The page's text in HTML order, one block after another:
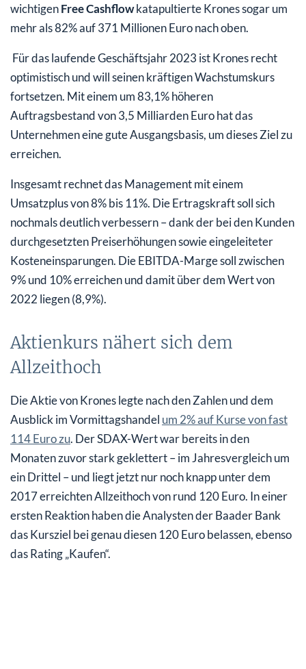
wichtigenFree Cashflowkatapultierte Krones sogar um
mehr als 82% auf 371 Millionen Euro nach oben.
Für das laufende Geschäftsjahr 2023 ist Krones recht
optimistisch und will seinen kräftigen Wachstumskurs
fortsetzen. Mit einem um 83,1% höheren
Auftragsbestand von 3,5 Milliarden Euro hat das
Unternehmen eine gute Ausgangsbasis, um dieses Ziel zu
erreichen.
Insgesamt rechnet das Management mit einem
Umsatzplus von 8% bis 11%. Die Ertragskraft soll sich
nochmals deutlich verbessern – dank der bei den Kunden
durchgesetzten Preiserhöhungen sowie eingeleiteter
Kosteneinsparungen. Die EBITDA-Marge soll zwischen
9% und 10% erreichen und damit über dem Wert von
2022 liegen (8,9%).
Aktienkurs nähert sich dem
Allzeithoch
Die Aktie von Krones legte nach den Zahlen und dem
Ausblick im Vormittagshandel um 2% auf Kurse von fast
114 Euro zu. Der SDAX-Wert war bereits in den
Monaten zuvor stark geklettert – im Jahresvergleich um
ein Drittel – und liegt jetzt nur noch knapp unter dem
2017 erreichten Allzeithoch von rund 120 Euro. In einer
ersten Reaktion haben die Analysten der Baader Bank
das Kursziel bei genau diesen 120 Euro belassen, ebenso
das Rating „Kaufen“.